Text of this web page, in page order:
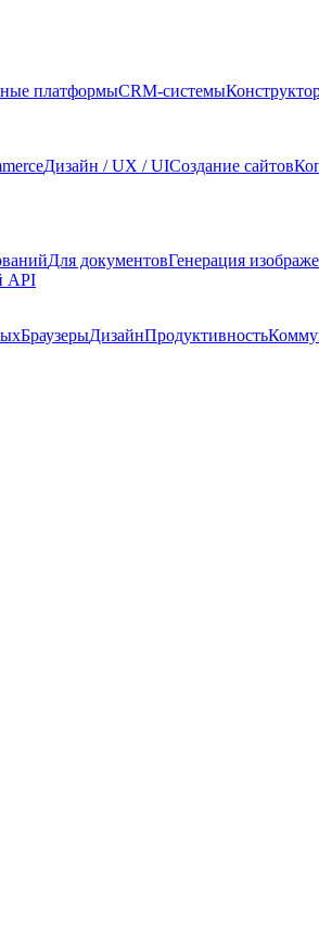
платформыCRM-системы
Дизайн / UX / UIСоздание сайтов
Для документовГенерация
API
БраузерыДизайнПродуктивность